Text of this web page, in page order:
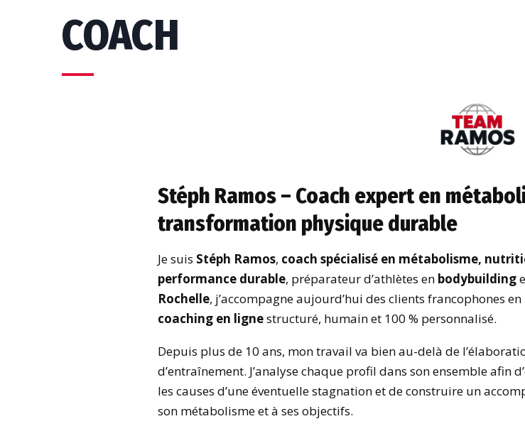
COACH
Stéph Ramos – Coach expert en
transformation physique durable
Je suis Stéph Ramos, coach spécialisé en métabolisme,
performance durable, préparateur d’athlètes en bodybuilding
Rochelle, j’accompagne aujourd’hui des clients francophones en
coaching en lignestructuré, humain et 100 % personnalisé.
Depuis plus de 10 ans, mon travail va bien au-delà de
d’entraînement. J’analyse chaque profil dans son ensemble afin
les causes d’une éventuelle stagnation et de construire un
son métabolisme et à ses objectifs.